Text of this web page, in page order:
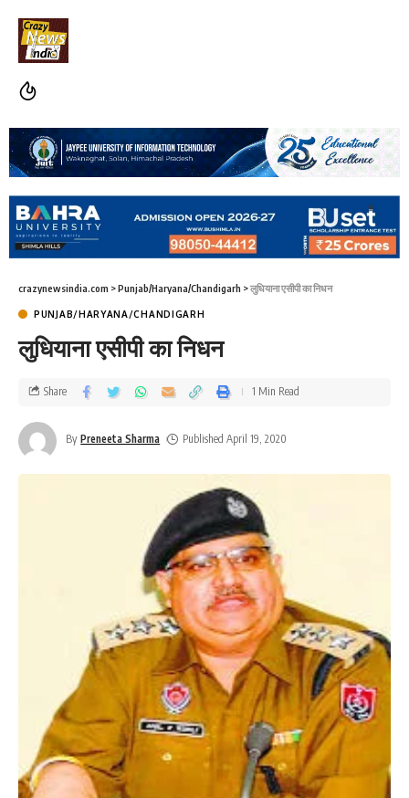
crazynewsindia.com >Punjab/Haryana/Chandigarh >लुधियाना एसीपी का निधन
PUNJAB/HARYANA/CHANDIGARH
लुधियाना एसीपी का निधन
By Preneeta Sharma Published April 19, 2020
Share 1 Min Read